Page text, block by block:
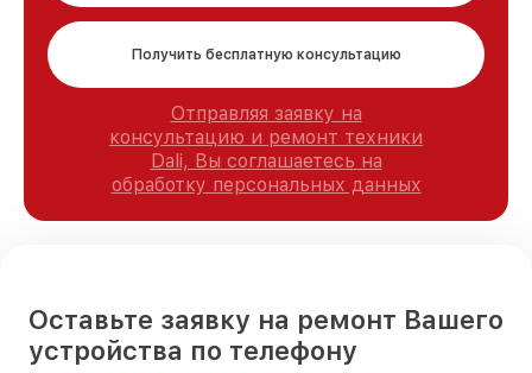
Получить бесплатную консультацию
Отправляя заявку на
консультацию и ремонт техники
Dali, Вы соглашаетесь на
обработку персональных данных
Оставьте заявку на ремонт Вашего
устройства по телефону